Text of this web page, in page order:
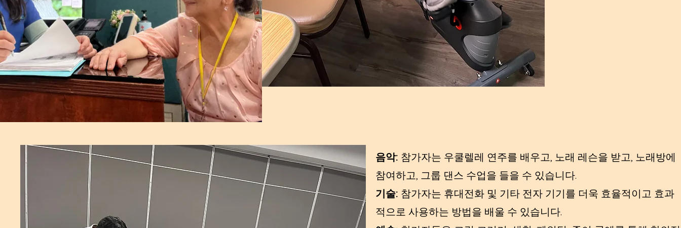
음악: 참가자는 우쿨렐레 연주를 배우고, 노래 레슨을 받고, 노래방에
참여하고, 그룹 댄스 수업을 들을 수 있습니다.
기술: 참가자는 휴대전화 및 기타 전자 기기를 더욱 효율적이고 효과
적으로 사용하는 방법을 배울 수 있습니다.